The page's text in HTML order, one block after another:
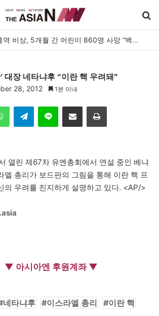
방글라데시 홍역 비상, 5개월 간 어린이 860명 사망 “백신 조달 시스템 변경이 화근”
대장 네타냐후 “이란 핵 우려돼”
28, 2012 1분 이내
Telegram 이메일
열린 제67차 유엔총회에서 연설 중인 베냐
엘 총리가 보드판의 그림을 통해 이란 핵 프
의 우려를 진지하게 설명하고 있다. <AP/>
▼ 아시아엔 후원계좌 ▼
네타냐후 이스라엘 총리 이란 핵